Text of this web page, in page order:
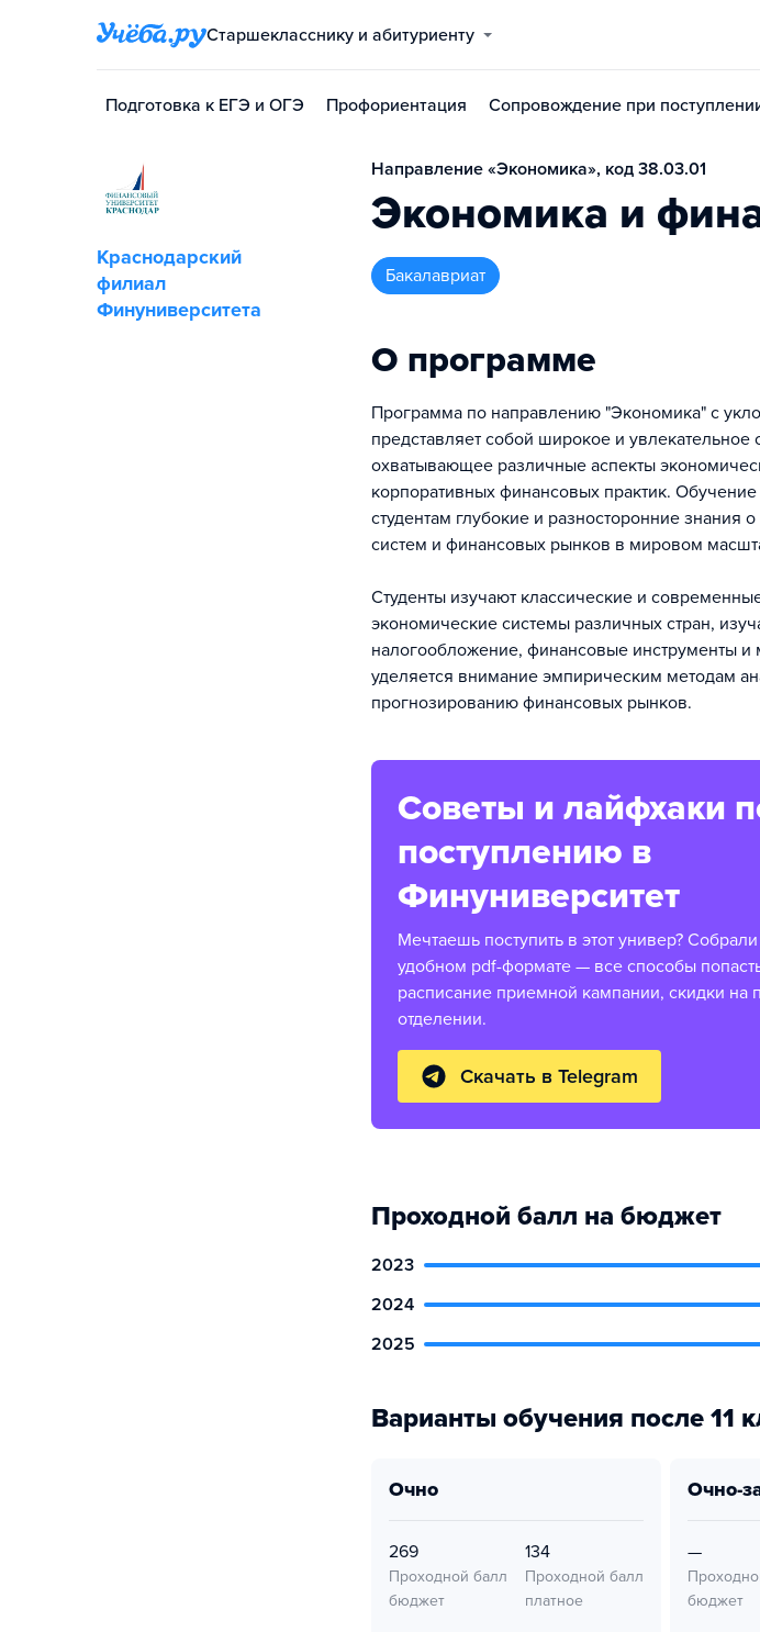
Старшекласснику и абитуриенту
Подготовка к ЕГЭ и ОГЭ Профориентация Сопровождение при
Краснодарский
филиал
Финуниверситета
Направление «Экономика», код 38.03.01
Экономика и
бакалавриат
О программе
Программа по направлению "Экономика" с
представляет собой широкое и увлекательное
охватывающее различные аспекты
корпоративных финансовых практик.
студентам глубокие и разносторонние знания
систем и финансовых рынков в мировом
Студенты изучают классические и
экономические системы различных стран,
налогообложение, финансовые инструменты
уделяется внимание эмпирическим методам
прогнозированию финансовых рынков.
Советы и лайфхаки
поступлению в
Финуниверситет
Мечтаешь поступить в этот универ?
удобном pdf-формате — все способы
расписание приемной кампании, скидки на
отделении.
Скачать в Telegram
Проходной балл на бюджет
2023
2024
2025
Варианты обучения после 11
очно
269
Проходной балл
бюджет
134
Проходной балл
платное
очно-
—
бюджет